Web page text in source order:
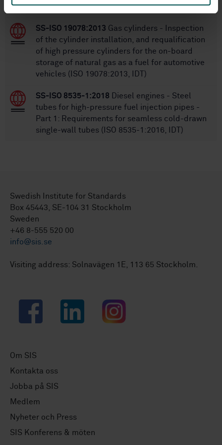
Containers
SS-ISO 19078:2013 Gas cylinders - Inspection
of the cylinder installation, and requalification
of high pressure cylinders for the on-board
storage of natural gas as a fuel for automotive
vehicles (ISO 19078:2013, IDT)
SS-ISO 8535-1:2018 Diesel engines - Steel
tubes for high-pressure fuel injection pipes -
Part 1: Requirements for seamless cold-drawn
single-wall tubes (ISO 8535-1:2016, IDT)
Swedish Institute for Standards
Box 45443, SE-104 31 Stockholm
Sweden
+46 8-555 520 00
info@sis.se
Visiting address: Solnavägen 1E, 113 65 Stockholm.
Facebook LinkedIn Instagram
Om SIS
Kontakta oss
Jobba på SIS
Medlem
Nyheter och Press
SIS Konferens & möten